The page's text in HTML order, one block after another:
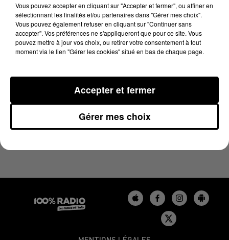
22 février 2025 - 1 min 14 sec
L'AGENDA DU GERS DU 22/02/2025 À 06H44
Vous pouvez accepter en cliquant sur "Accepter et fermer", ou affiner en
sélectionnant les finalités et/ou partenaires dans "Gérer mes choix".
Vous pouvez également refuser en cliquant sur "Continuer sans
accepter". Vos préférences ne s'appliqueront que pour ce site. Vous
pouvez mettre à jour vos choix, ou retirer votre consentement à tout
moment via le lien "Gérer les cookies" situé en bas de chaque page.
Gérer mes choix
Accepter et fermer